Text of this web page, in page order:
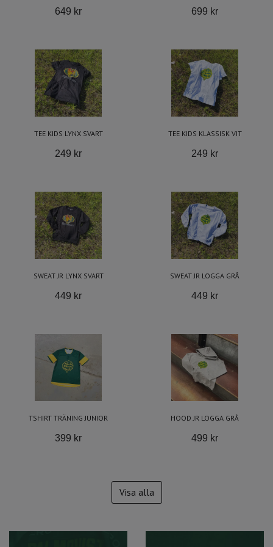
649 kr 699 kr
TEE KIDS LYNX SVART
249 kr
TEE KIDS KLASSISK VIT
249 kr
SWEAT JR LYNX SVART
449 kr
SWEAT JR LOGGA GRÅ
449 kr
TSHIRT TRÄNING JUNIOR
399 kr
HOOD JR LOGGA GRÅ
499 kr
Visa alla